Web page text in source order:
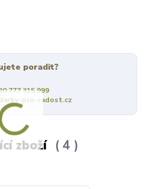
poradit?
777 315 999
pro-radost.cz
zboží 4